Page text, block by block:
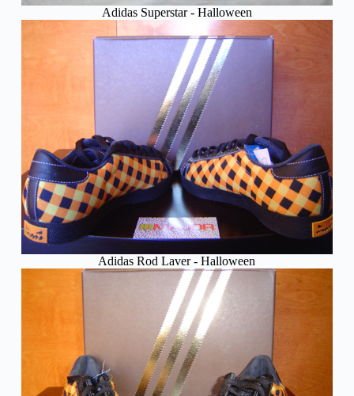
Adidas Superstar - Halloween
Adidas Rod Laver - Halloween